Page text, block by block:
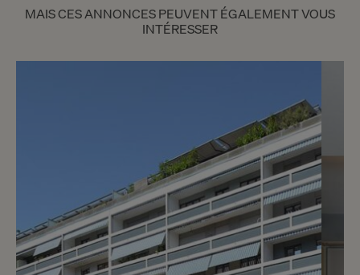
MAIS CES ANNONCES PEUVENT ÉGALEMENT VOUS
INTÉRESSER